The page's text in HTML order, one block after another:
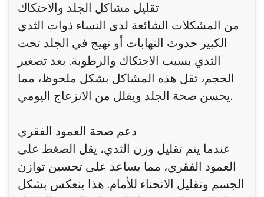
تقليل مشاكل الجلد والاحتكاك
من المشكلات الشائعة لدى النساء ذوات الثدي
الكبير حدوث التهابات أو تهيج في الجلد تحت
الثدي بسبب الاحتكاك والرطوبة. بعد تصغير
الحجم، تقل هذه المشاكل بشكل ملحوظ، مما
يحسن صحة الجلد ويقلل من الانزعاج اليومي.
دعم صحة العمود الفقري
عندما يتم تقليل وزن الثدي، يقل الضغط على
العمود الفقري، مما يساعد على تحسين توازن
الجسم وتقليل الانحناء للأمام. هذا ينعكس بشكل